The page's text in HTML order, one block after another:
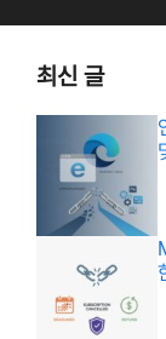
최신 글